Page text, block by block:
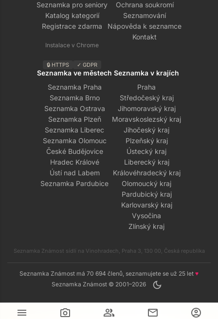
Přejít na hlavní obsah
menu camera_alt group mail account_circle
Seznamka pro seniory
Katalog kategorií
Registrace zdarma
Instalace v Chrome
🔒 HTTPS ✓ GDPR
Ochrana soukromí
Seznamování
Nápověda k seznamce
Kontakt
Seznamka ve městech
Seznamka Praha
Seznamka Brno
Seznamka Ostrava
Seznamka Plzeň
Seznamka Liberec
Seznamka Olomouc
České Budějovice
Hradec Králové
Ústí nad Labem
Seznamka Pardubice
Seznamka v krajích
Praha
Středočeský kraj
Jihomoravský kraj
Moravskoslezský kraj
Jihočeský kraj
Plzeňský kraj
Ústecký kraj
Liberecký kraj
Královéhradecký kraj
Olomoucký kraj
Pardubický kraj
Karlovarský kraj
Vysočina
Zlínský kraj
Seznamka Známost sídlí na Vinohradech, Praha 3, 130 00, Česká republika
Seznamka Známost má 70 694 členů, seznamujete se už 25 let ♥
Seznamka Známost © 2001–2026
dark_mode